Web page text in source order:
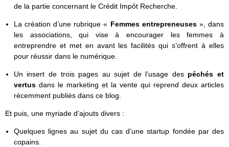
de la partie concernant le Crédit Impôt Recherche.
La création d’une rubrique « Femmes entrepreneuses », dans
les associations, qui vise à encourager les femmes à
entreprendre et met en avant les facilités qui s’offrent à elles
pour réussir dans le numérique.
Un insert de trois pages au sujet de l’usage des péchés et
vertus dans le marketing et la vente qui reprend deux articles
récemment publiés dans ce blog.
Et puis, une myriade d’ajouts divers :
Quelques lignes au sujet du cas d’une startup fondée par des
copains.